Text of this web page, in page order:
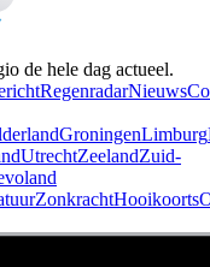
de hele dag actueel.
RegenradarNieuws
GroningenLimburg
UtrechtZeelandZuid-
ZonkrachtHooikoorts